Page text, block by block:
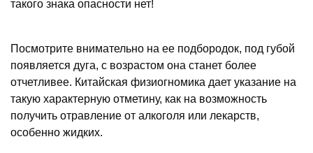
такого знака опасности нет!
Посмотрите внимательно на ее подбородок, под губой
появляется дуга, с возрастом она станет более
отчетливее. Китайская физиогномика дает указание на
такую характерную отметину, как на возможность
получить отравление от алкоголя или лекарств,
особенно жидких.